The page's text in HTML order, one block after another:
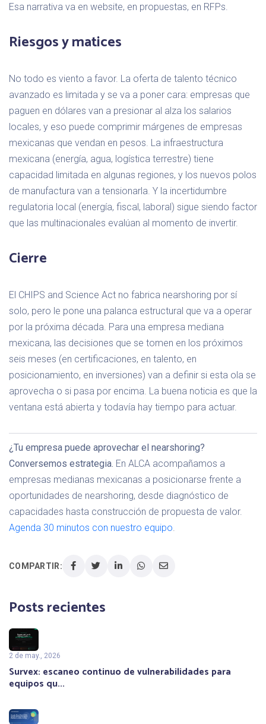
Esa narrativa va en website, en propuestas, en RFPs.
Riesgos y matices
No todo es viento a favor. La oferta de talento técnico
avanzado es limitada y se va a poner cara: empresas que
paguen en dólares van a presionar al alza los salarios
locales, y eso puede comprimir márgenes de empresas
mexicanas que vendan en pesos. La infraestructura
mexicana (energía, agua, logística terrestre) tiene
capacidad limitada en algunas regiones, y los nuevos polos
de manufactura van a tensionarla. Y la incertidumbre
regulatoria local (energía, fiscal, laboral) sigue siendo factor
que las multinacionales evalúan al momento de invertir.
Cierre
El CHIPS and Science Act no fabrica nearshoring por sí
solo, pero le pone una palanca estructural que va a operar
por la próxima década. Para una empresa mediana
mexicana, las decisiones que se tomen en los próximos
seis meses (en certificaciones, en talento, en
posicionamiento, en inversiones) van a definir si esta ola se
aprovecha o si pasa por encima. La buena noticia es que la
ventana está abierta y todavía hay tiempo para actuar.
¿Tu empresa puede aprovechar el nearshoring?
Conversemos estrategia. En ALCA acompañamos a
empresas medianas mexicanas a posicionarse frente a
oportunidades de nearshoring, desde diagnóstico de
capacidades hasta construcción de propuesta de valor.
Agenda 30 minutos con nuestro equipo
COMPARTIR:
Posts recientes
2 de may., 2026
Survex: escaneo continuo de vulnerabilidades para
equipos qu...